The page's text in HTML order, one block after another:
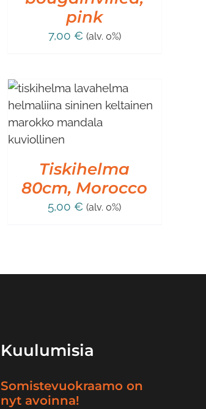
pink
7,00 € (alv. 0%)
Tiskihelma
80cm, Morocco
5,00€ (alv. 0%)
Kuulumisia
Somistevuokraamo on
nyt avoinna!